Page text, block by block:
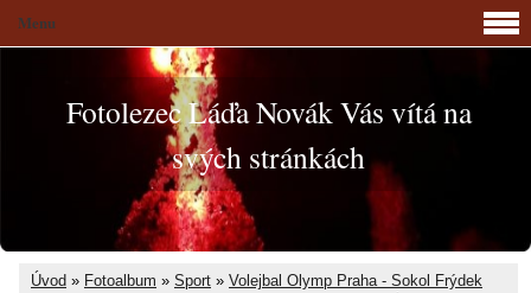
Fotolezec Láďa Novák Vás vítá na
svých stránkách
Úvod » Fotoalbum » Sport » Volejbal Olymp Praha - Sokol Frýdek
Menu